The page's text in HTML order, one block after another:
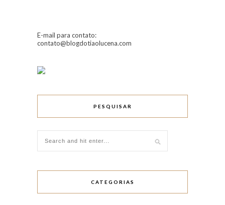
E-mail para contato:
contato@blogdotiaolucena.com
PESQUISAR
CATEGORIAS